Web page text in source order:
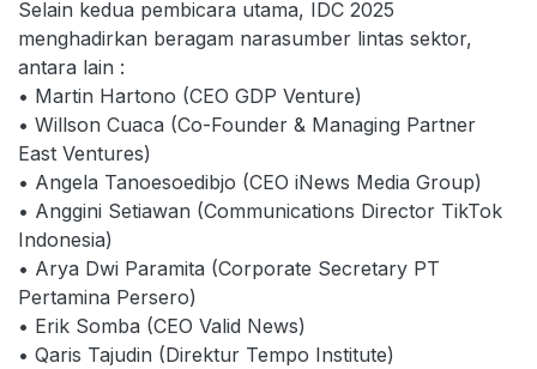
Selain kedua pembicara utama, IDC 2025
menghadirkan beragam narasumber lintas sektor,
antara lain :
• Martin Hartono (CEO GDP Venture)
• Willson Cuaca (Co-Founder & Managing Partner
East Ventures)
• Angela Tanoesoedibjo (CEO iNews Media Group)
• Anggini Setiawan (Communications Director TikTok
Indonesia)
• Arya Dwi Paramita (Corporate Secretary PT
Pertamina Persero)
• Erik Somba (CEO Valid News)
• Qaris Tajudin (Direktur Tempo Institute)